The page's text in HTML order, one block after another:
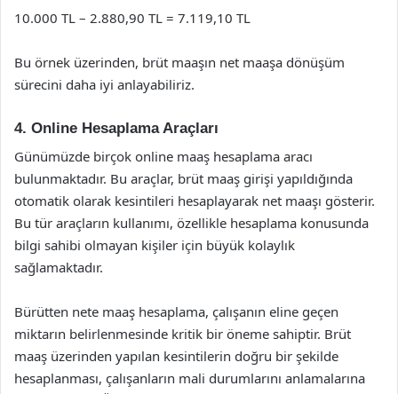
10.000 TL – 2.880,90 TL = 7.119,10 TL
Bu örnek üzerinden, brüt maaşın net maaşa dönüşüm
sürecini daha iyi anlayabiliriz.
4. Online Hesaplama Araçları
Günümüzde birçok online maaş hesaplama aracı
bulunmaktadır. Bu araçlar, brüt maaş girişi yapıldığında
otomatik olarak kesintileri hesaplayarak net maaşı gösterir.
Bu tür araçların kullanımı, özellikle hesaplama konusunda
bilgi sahibi olmayan kişiler için büyük kolaylık
sağlamaktadır.
Bürütten nete maaş hesaplama, çalışanın eline geçen
miktarın belirlenmesinde kritik bir öneme sahiptir. Brüt
maaş üzerinden yapılan kesintilerin doğru bir şekilde
hesaplanması, çalışanların mali durumlarını anlamalarına